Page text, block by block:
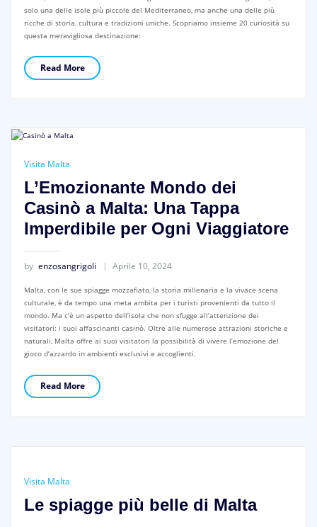
solo una delle isole più piccole del Mediterraneo, ma anche una delle più
ricche di storia, cultura e tradizioni uniche. Scopriamo insieme 20 curiosità su
questa meravigliosa destinazione:
Read More
Visita Malta
L’Emozionante Mondo dei
Casinò a Malta: Una Tappa
Imperdibile per Ogni Viaggiatore
by enzosangrigoli Aprile 10, 2024
Malta, con le sue spiagge mozzafiato, la storia millenaria e la vivace scena
culturale, è da tempo una meta ambita per i turisti provenienti da tutto il
mondo. Ma c’è un aspetto dell’isola che non sfugge all’attenzione dei
visitatori: i suoi affascinanti casinò. Oltre alle numerose attrazioni storiche e
naturali, Malta offre ai suoi visitatori la possibilità di vivere l’emozione del
gioco d’azzardo in ambienti esclusivi e accoglienti.
Read More
Visita Malta
Le spiagge più belle di Malta